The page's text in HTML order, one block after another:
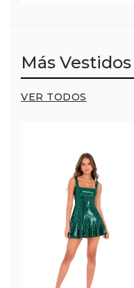
Más Vestidos
VER TODOS